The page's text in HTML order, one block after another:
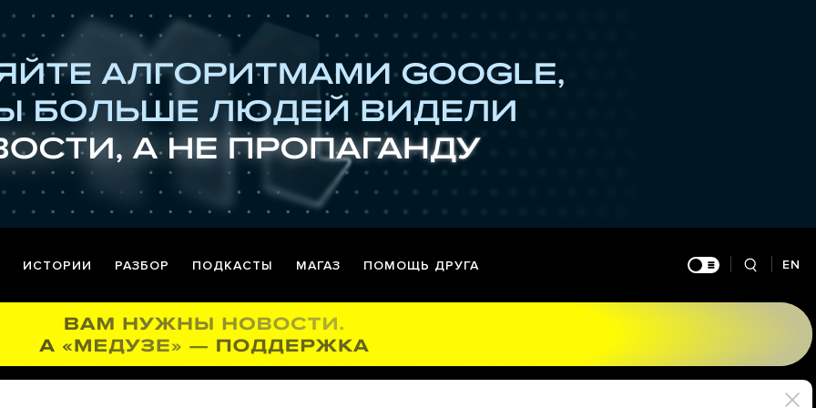
ИСТОРИИ РАЗБОР ПОДКАСТЫ МАГАЗ ПОМОЩЬ ДРУГА EN